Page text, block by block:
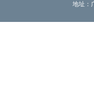
地址：